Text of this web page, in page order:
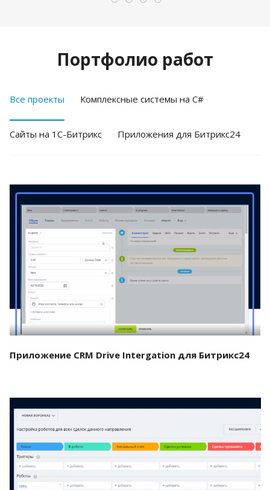
Портфолио работ
Все проекты Комплексные системы на C#
Cайты на 1С-Битрикс Приложения для Битрикс24
Смотреть проект
Приложение CRM Drive Intergation для Битрикс24
Смотреть проект